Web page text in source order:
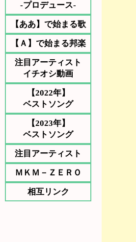
-プロデュース-
【ああ】で始まる歌
【Ａ】で始まる邦楽
注目アーティスト
イチオシ動画
【2022年】
ベストソング
【2023年】
ベストソング
注目アーティスト
ＭＫＭ－ＺＥＲＯ
相互リンク